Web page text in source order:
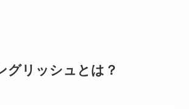
グリッシュとは？